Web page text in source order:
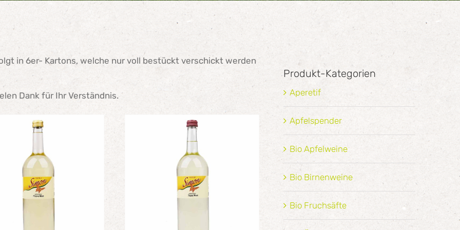
in 6er- Kartons, welche nur voll bestückt verschickt werden
Dank für Ihr Verständnis.
Produkt-Kategorien
Aperetif
Apfelspender
Bio Apfelweine
Bio Birnenweine
Bio Fruchsäfte